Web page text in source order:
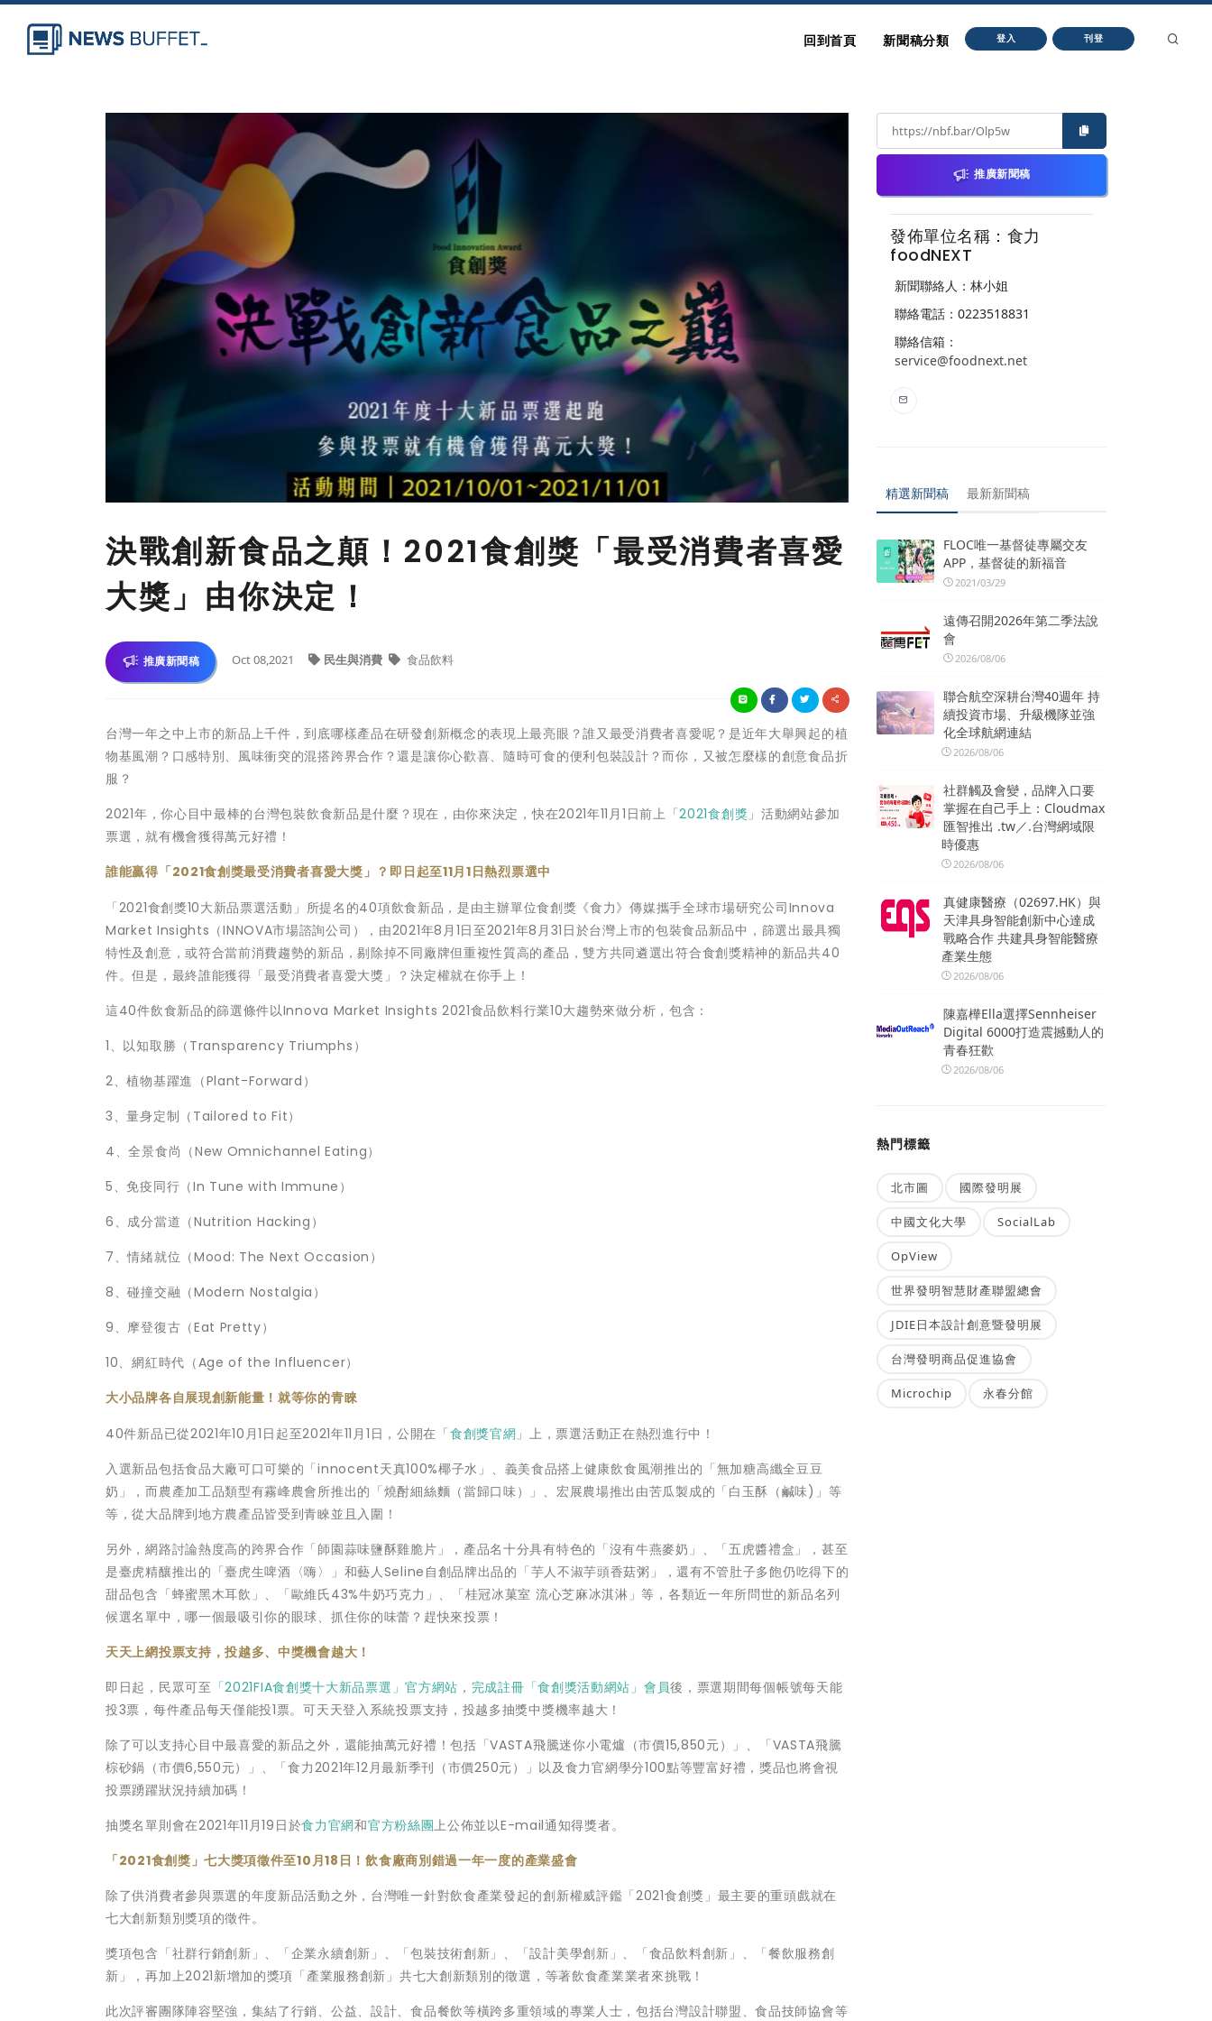
回到首頁 新聞稿分類 登入 刊登
決戰創新食品之顛！2021食創獎「最受消費者喜愛
大獎」由你決定！
推廣新聞稿 Oct 08,2021 民生與消費 食品飲料
台灣一年之中上市的新品上千件，到底哪樣產品在研發創新概念的表現上最亮眼？誰又最受消費者喜愛呢？是近年大舉興起的植
物基風潮？口感特別、風味衝突的混搭跨界合作？還是讓你心歡喜、隨時可食的便利包裝設計？而你，又被怎麼樣的創意食品折
服？
2021年，你心目中最棒的台灣包裝飲食新品是什麼？現在，由你來決定，快在2021年11月1日前上「2021食創獎」活動網站參加
票選，就有機會獲得萬元好禮！
誰能贏得「2021食創獎最受消費者喜愛大獎」？即日起至11月1日熱烈票選中
「2021食創獎10大新品票選活動」所提名的40項飲食新品，是由主辦單位食創獎《食力》傳媒攜手全球市場研究公司Innova
Market Insights（INNOVA市場諮詢公司），由2021年8月1日至2021年8月31日於台灣上市的包裝食品新品中，篩選出最具獨
特性及創意，或符合當前消費趨勢的新品，剔除掉不同廠牌但重複性質高的產品，雙方共同遴選出符合食創獎精神的新品共40
件。但是，最終誰能獲得「最受消費者喜愛大獎」？決定權就在你手上！
這40件飲食新品的篩選條件以Innova Market Insights 2021食品飲料行業10大趨勢來做分析，包含：
1、以知取勝（Transparency Triumphs）
2、植物基躍進（Plant-Forward）
3、量身定制（Tailored to Fit）
4、全景食尚（New Omnichannel Eating）
5、免疫同行（In Tune with Immune）
6、成分當道（Nutrition Hacking）
7、情緒就位（Mood: The Next Occasion）
8、碰撞交融（Modern Nostalgia）
9、摩登復古（Eat Pretty）
10、網紅時代（Age of the Influencer）
大小品牌各自展現創新能量！就等你的青睞
40件新品已從2021年10月1日起至2021年11月1日，公開在「食創獎官網 」上，票選活動正在熱烈進行中！
入選新品包括食品大廠可口可樂的「innocent天真100%椰子水」、義美食品搭上健康飲食風潮推出的「無加糖高纖全豆豆
奶」，而農產加工品類型有霧峰農會所推出的「燒酎細絲麵（當歸口味）」、宏展農場推出由苦瓜製成的「白玉酥（鹹味)」等
等，從大品牌到地方農產品皆受到青睞並且入圍！
另外，網路討論熱度高的跨界合作「師園蒜味鹽酥雞脆片」，產品名十分具有特色的「沒有牛燕麥奶」、「五虎醬禮盒」，甚至
是臺虎精釀推出的「臺虎生啤酒〈嗨〉」和藝人Seline自創品牌出品的「芋人不淑芋頭香菇粥」，還有不管肚子多飽仍吃得下的
甜品包含「蜂蜜黑木耳飲」、「歐維氏43%牛奶巧克力」、「桂冠冰菓室 流心芝麻冰淇淋」等，各類近一年所問世的新品名列
候選名單中，哪一個最吸引你的眼球、抓住你的味蕾？趕快來投票！
天天上網投票支持，投越多、中獎機會越大！
即日起，民眾可至 「2021FIA食創獎十大新品票選」官方網站 ， 完成註冊「食創獎活動網站」會員後，票選期間每個帳號每天能
投3票，每件產品每天僅能投1票。可天天登入系統投票支持，投越多抽獎中獎機率越大！
除了可以支持心目中最喜愛的新品之外，還能抽萬元好禮！包括「VASTA飛騰迷你小電爐（市價15,850元）」、「VASTA飛騰
棕砂鍋（市價6,550元）」、「食力2021年12月最新季刊（市價250元）」以及食力官網學分100點等豐富好禮，獎品也將會視
投票踴躍狀況持續加碼！
抽獎名單則會在2021年11月19日於食力官網和官方粉絲團上公佈並以E-mail通知得獎者。
「2021食創獎」七大獎項徵件至10月18日！飲食廠商別錯過一年一度的產業盛會
除了供消費者參與票選的年度新品活動之外，台灣唯一針對飲食產業發起的創新權威評鑑「2021食創獎」最主要的重頭戲就在
七大創新類別獎項的徵件。
獎項包含「社群行銷創新」、「企業永續創新」、「包裝技術創新」、「設計美學創新」、「食品飲料創新」、「餐飲服務創
新」，再加上2021新增加的獎項「產業服務創新」共七大創新類別的徵選，等著飲食產業業者來挑戰！
此次評審團隊陣容堅強，集結了行銷、公益、設計、食品餐飲等橫跨多重領域的專業人士，包括台灣設計聯盟、食品技師協會等
推廣新聞稿
發佈單位名稱：食力
foodNEXT
新聞聯絡人：林小姐
聯絡電話：0223518831
聯絡信箱：
service@foodnext.net
精選新聞稿 最新新聞稿
FLOC唯一基督徒專屬交友
APP，基督徒的新福音
2021/03/29
遠傳召開2026年第二季法說
會
2026/08/06
聯合航空深耕台灣40週年 持
續投資市場、升級機隊並強
化全球航網連結
2026/08/06
社群觸及會變，品牌入口要
掌握在自己手上：Cloudmax
匯智推出 .tw／.台灣網域限
時優惠
2026/08/06
真健康醫療（02697.HK）與
天津具身智能創新中心達成
戰略合作 共建具身智能醫療
產業生態
2026/08/06
陳嘉樺Ella選擇Sennheiser
Digital 6000打造震撼動人的
青春狂歡
2026/08/06
熱門標籤
北市圖 國際發明展
中國文化大學 SocialLab
OpView
世界發明智慧財產聯盟總會
JDIE日本設計創意暨發明展
台灣發明商品促進協會
Microchip 永春分館